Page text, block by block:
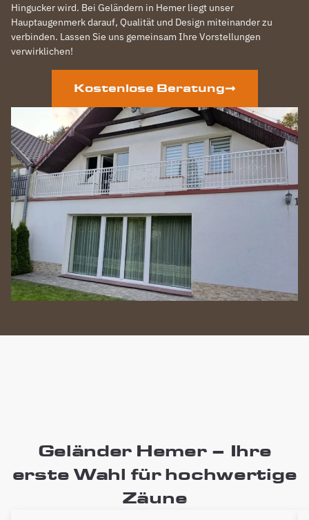
Hingucker wird. Bei Geländern in Hemer liegt unser
Hauptaugenmerk darauf, Qualität und Design miteinander zu
verbinden. Lassen Sie uns gemeinsam Ihre Vorstellungen
verwirklichen!
Kostenlose Beratung
Geländer Hemer – Ihre
erste Wahl für hochwertige
Zäune